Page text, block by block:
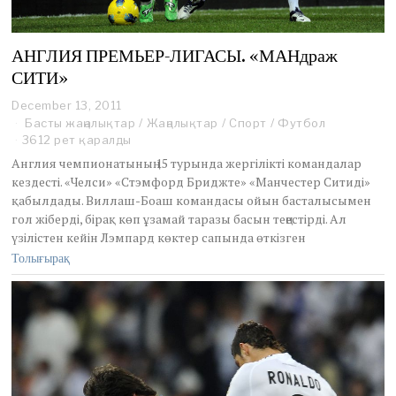
АНГЛИЯ ПРЕМЬЕР-ЛИГАСЫ. «МАНдраж
СИТИ»
December 13, 2011
e
c
m
b
e
r
2
0
1
Басты жаңалықтар / Жаңалықтар / Спорт / Футбол
3612 рет қаралды
Англия чемпионатының 15 турында жергілікті командалар
кездесті. «Челси» «Стэмфорд Бриджте» «Манчестер Ситиді»
қабылдады. Виллаш-Боаш командасы ойын басталысымен
гол жіберді, бірақ көп ұзамай таразы басын теңестірді. Ал
үзілістен кейін Лэмпард көктер сапында өткізген
Толығырақ